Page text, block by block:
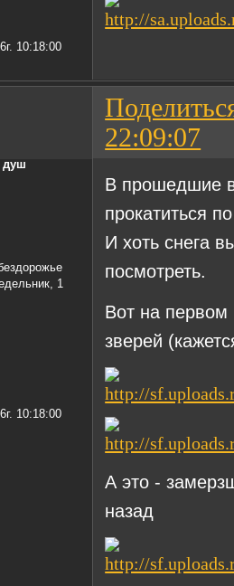
10:18:00
22:09:07
душ
1
10:18:00
В прошедшие
прокатиться
И хоть снега
посмотреть.
Вот на
зверей
А это -
назад